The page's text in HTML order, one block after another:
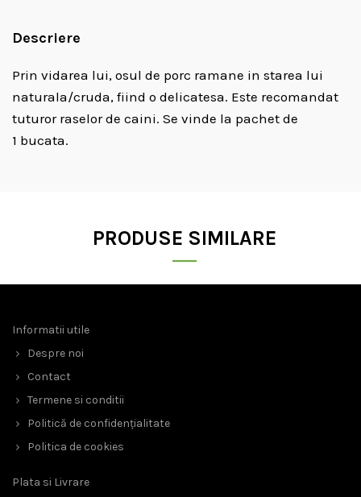
Descriere
Prin vidarea lui, osul de porc ramane in starea lui
naturala/cruda, fiind o delicatesa. Este recomandat
tuturor raselor de caini. Se vinde la pachet de
1 bucata.
PRODUSE SIMILARE
Informatii utile
Despre noi
Contact
Termene si conditii
Politică de confidențialitate
Politica de cookies
Plata si Livrare